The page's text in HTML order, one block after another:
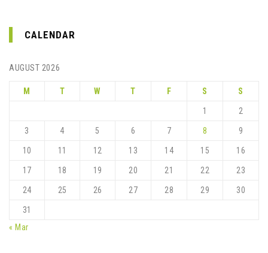
CALENDAR
AUGUST 2026
M T W T F S S
1 2
3 4 5 6 7 8 9
10 11 12 13 14 15 16
17 18 19 20 21 22 23
24 25 26 27 28 29 30
31
« Mar